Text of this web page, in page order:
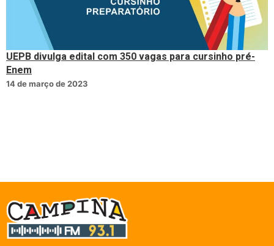
UEPB divulga edital com 350 vagas para cursinho pré-
Enem
14 de março de 2023